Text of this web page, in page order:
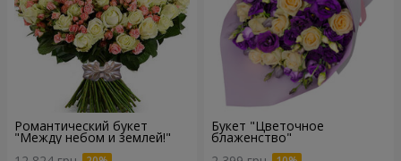
Романтический букет
"Между небом и землей!"
Букет "Цветочное
блаженство"